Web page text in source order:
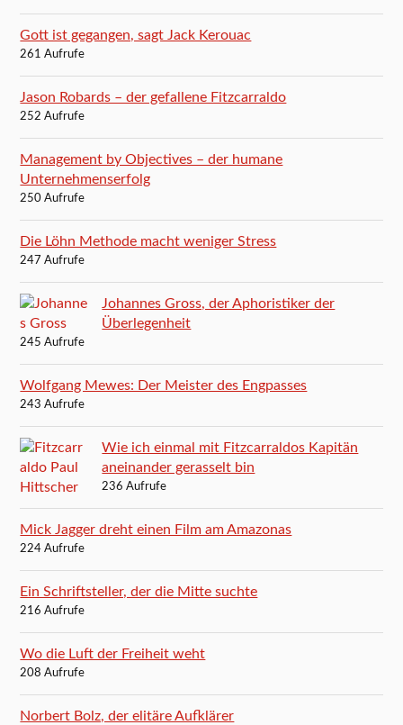
Gott ist gegangen, sagt Jack Kerouac
261 Aufrufe
Jason Robards – der gefallene Fitzcarraldo
252 Aufrufe
Management by Objectives – der humane
Unternehmenserfolg
250 Aufrufe
Die Löhn Methode macht weniger Stress
247 Aufrufe
Johannes Gross, der Aphoristiker der
Überlegenheit
245 Aufrufe
Wolfgang Mewes: Der Meister des Engpasses
243 Aufrufe
Wie ich einmal mit Fitzcarraldos Kapitän
aneinander gerasselt bin
236 Aufrufe
Mick Jagger dreht einen Film am Amazonas
224 Aufrufe
Ein Schriftsteller, der die Mitte suchte
216 Aufrufe
Wo die Luft der Freiheit weht
208 Aufrufe
Norbert Bolz, der elitäre Aufklärer